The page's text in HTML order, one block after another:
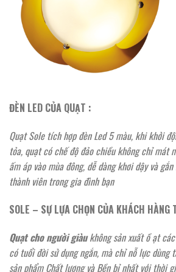
ĐÈN LED CỦA QUẠT :
Quạt Sole tích hợp đèn Led 5 màu, khi khởi
tỏa, quạt có chế độ đảo chiều không chỉ mát
ấm áp vào mùa đông, dễ dàng khơi dậy và
thành viên trong gia đình bạn
SOLE – SỰ LỰA CHỌN CỦA KHÁCH HÀNG
Quạt cho người giàukhông sản xuất ồ ạt
có tuổi đời sử dụng ngắn, mà chỉ nỗ lực dùng
sản phẩm Chất lượng và Bền bỉ nhất với thời